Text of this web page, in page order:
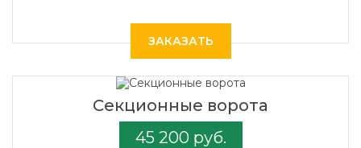
ЗАКАЗАТЬ
Секционные ворота
45 200 руб.